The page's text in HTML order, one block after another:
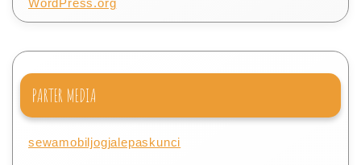
PARTER MEDIA
sewamobiljogjalepaskunci